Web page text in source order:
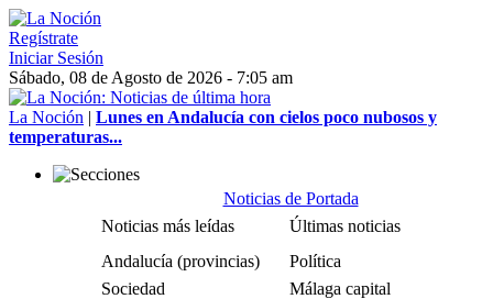
Regístrate
Iniciar Sesión
Sábado, 08 de Agosto de 2026 - 7:05 am
La Noción | Lunes en Andalucía con cielos poco nubosos y
temperaturas...
Noticias de Portada
Noticias más leídas
Últimas noticias
Andalucía (provincias)
Política
Sociedad
Málaga capital